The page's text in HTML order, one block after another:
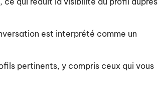
est interprété comme un
pertinents, y compris ceux qui vous